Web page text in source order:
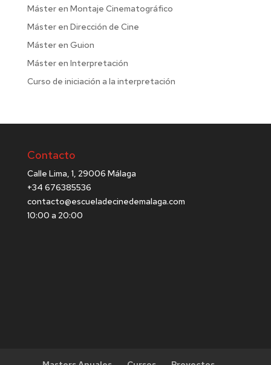
Máster en Montaje Cinematográfico
Máster en Dirección de Cine
Máster en Guion
Máster en Interpretación
Curso de iniciación a la interpretación
Contacto
Calle Lima, 1, 29006 Málaga
+34 676385536
contacto@escueladecinedemalaga.com
10:00 a 20:00